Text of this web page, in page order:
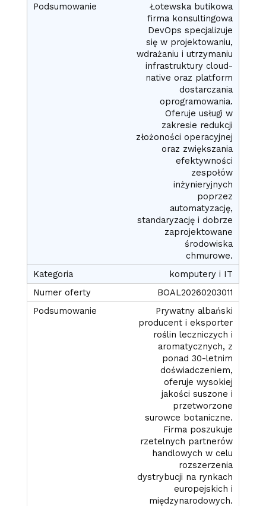
Łotewska butikowa
firma konsultingowa
DevOps specjalizuje
się w projektowaniu,
wdrażaniu i utrzymaniu
infrastruktury cloud-
native oraz platform
dostarczania
oprogramowania.
Oferuje usługi w
zakresie redukcji
złożoności operacyjnej
oraz zwiększania
efektywności
zespołów
inżynieryjnych
poprzez
automatyzację,
standaryzację i dobrze
zaprojektowane
środowiska
chmurowe.
komputery i IT
BOAL20260203011
Prywatny albański
producent i eksporter
roślin leczniczych i
aromatycznych, z
ponad 30-letnim
doświadczeniem,
oferuje wysokiej
jakości suszone i
przetworzone
surowce botaniczne.
Firma poszukuje
rzetelnych partnerów
handlowych w celu
rozszerzenia
dystrybucji na rynkach
europejskich i
międzynarodowych.